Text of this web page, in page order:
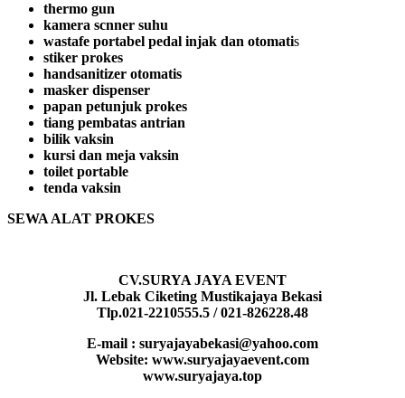
thermo gun
kamera scnner suhu
wastafe portabel pedal injak dan otomatis
stiker prokes
handsanitizer otomatis
masker dispenser
papan petunjuk prokes
tiang pembatas antrian
bilik vaksin
kursi dan meja vaksin
toilet portable
tenda vaksin
SEWA ALAT PROKES
CV.SURYA JAYA EVENT
Jl. Lebak Ciketing Mustikajaya Bekasi
Tlp.021-2210555.5 / 021-826228.48
E-mail : suryajayabekasi@yahoo.com
Website: www.suryajayaevent.com
www.suryajaya.top